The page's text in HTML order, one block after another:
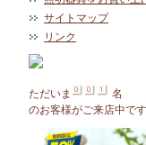
サイトマップ
リンク
ただいま
名
のお客様がご来店中です